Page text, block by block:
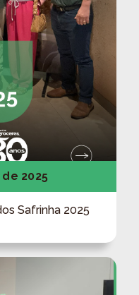
2025
Safrinha 2025